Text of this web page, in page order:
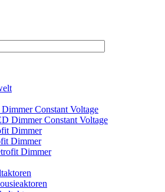
Constant Voltage
Dimmer Constant Voltage
Dimmer
Dimmer
Dimmer